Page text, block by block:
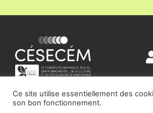
Ce site utilise essentiellement des
son bon fonctionnement.